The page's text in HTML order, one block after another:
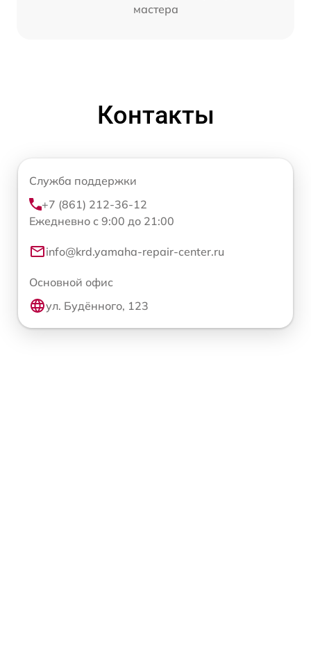
мастера
Контакты
Служба поддержки
+7 (861) 212-36-12
Ежедневно с 9:00 до 21:00
info@krd.yamaha-repair-center.ru
Основной офис
ул. Будённого, 123